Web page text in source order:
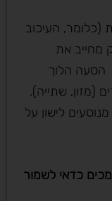
(כלומר, העיכוב
מחייב את
הסעה הלוך
(מזון, שתייה).
לישון על
כדאי לשמור